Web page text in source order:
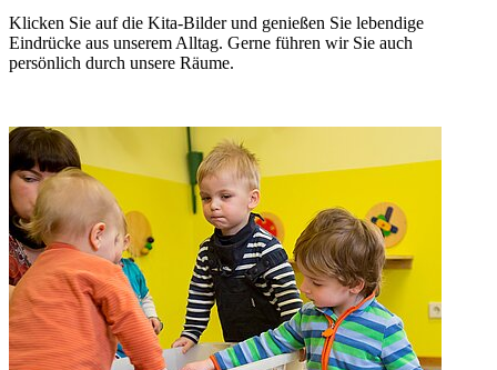
Klicken Sie auf die Kita-Bilder und genießen Sie lebendige
Eindrücke aus unserem Alltag. Gerne führen wir Sie auch
persönlich durch unsere Räume.